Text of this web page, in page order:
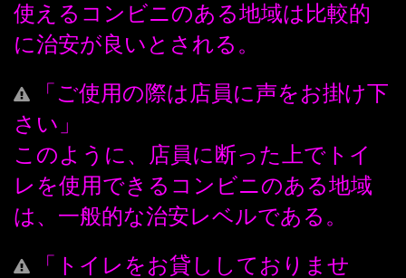
使えるコンビニのある地域は比較的
に治安が良いとされる。
「ご使用の際は店員に声をお掛け下
さい」
このように、店員に断った上でトイ
レを使用できるコンビニのある地域
は、一般的な治安レベルである。
「トイレをお貸ししておりませ